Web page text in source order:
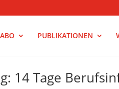
ABO PUBLIKATIONEN
14 Tage